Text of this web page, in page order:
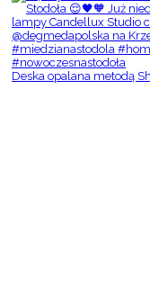
Deska opalana metodą